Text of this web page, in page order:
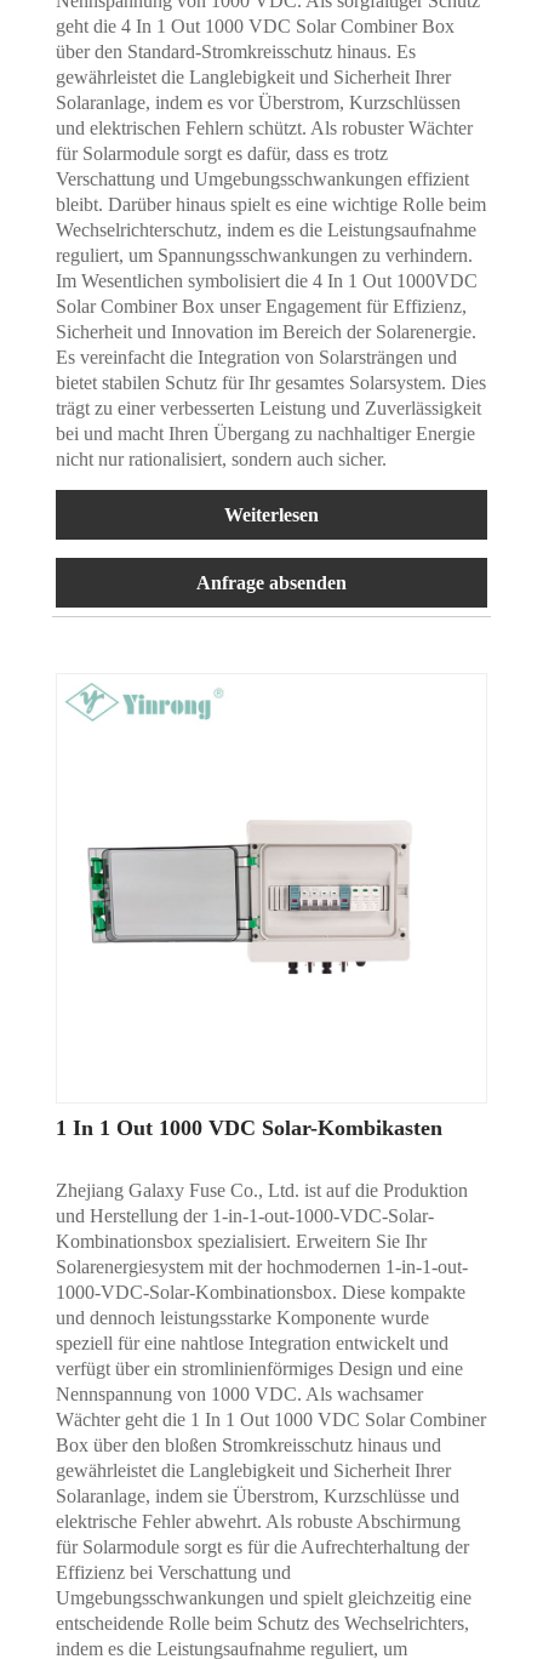
geht die 4 In 1 Out 1000 VDC Solar Combiner Box
über den Standard-Stromkreisschutz hinaus. Es
gewährleistet die Langlebigkeit und Sicherheit Ihrer
Solaranlage, indem es vor Überstrom, Kurzschlüssen
und elektrischen Fehlern schützt. Als robuster Wächter
für Solarmodule sorgt es dafür, dass es trotz
Verschattung und Umgebungsschwankungen effizient
bleibt. Darüber hinaus spielt es eine wichtige Rolle beim
Wechselrichterschutz, indem es die Leistungsaufnahme
reguliert, um Spannungsschwankungen zu verhindern.
Im Wesentlichen symbolisiert die 4 In 1 Out 1000VDC
Solar Combiner Box unser Engagement für Effizienz,
Sicherheit und Innovation im Bereich der Solarenergie.
Es vereinfacht die Integration von Solarsträngen und
bietet stabilen Schutz für Ihr gesamtes Solarsystem. Dies
trägt zu einer verbesserten Leistung und Zuverlässigkeit
bei und macht Ihren Übergang zu nachhaltiger Energie
nicht nur rationalisiert, sondern auch sicher.
Weiterlesen
Anfrage absenden
1 In 1 Out 1000 VDC Solar-Kombikasten
Zhejiang Galaxy Fuse Co., Ltd. ist auf die Produktion
und Herstellung der 1-in-1-out-1000-VDC-Solar-
Kombinationsbox spezialisiert. Erweitern Sie Ihr
Solarenergiesystem mit der hochmodernen 1-in-1-out-
1000-VDC-Solar-Kombinationsbox. Diese kompakte
und dennoch leistungsstarke Komponente wurde
speziell für eine nahtlose Integration entwickelt und
verfügt über ein stromlinienförmiges Design und eine
Nennspannung von 1000 VDC. Als wachsamer
Wächter geht die 1 In 1 Out 1000 VDC Solar Combiner
Box über den bloßen Stromkreisschutz hinaus und
gewährleistet die Langlebigkeit und Sicherheit Ihrer
Solaranlage, indem sie Überstrom, Kurzschlüsse und
elektrische Fehler abwehrt. Als robuste Abschirmung
für Solarmodule sorgt es für die Aufrechterhaltung der
Effizienz bei Verschattung und
Umgebungsschwankungen und spielt gleichzeitig eine
entscheidende Rolle beim Schutz des Wechselrichters,
indem es die Leistungsaufnahme reguliert, um